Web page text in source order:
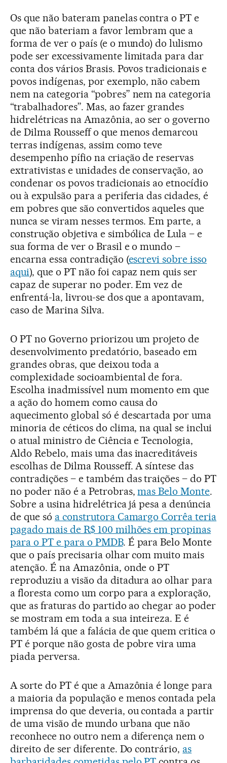
Os que não bateram panelas contra o PT e
que não bateriam a favor lembram que a
forma de ver o país (e o mundo) do lulismo
pode ser excessivamente limitada para dar
conta dos vários Brasis. Povos tradicionais e
povos indígenas, por exemplo, não cabem
nem na categoria “pobres” nem na categoria
“trabalhadores”. Mas, ao fazer grandes
hidrelétricas na Amazônia, ao ser o governo
de Dilma Rousseff o que menos demarcou
terras indígenas, assim como teve
desempenho pífio na criação de reservas
extrativistas e unidades de conservação, ao
condenar os povos tradicionais ao etnocídio
ou à expulsão para a periferia das cidades, é
em pobres que são convertidos aqueles que
nunca se viram nesses termos. Em parte, a
construção objetiva e simbólica de Lula – e
sua forma de ver o Brasil e o mundo –
encarna essa contradição (escrevi sobre isso
aqui), que o PT não foi capaz nem quis ser
capaz de superar no poder. Em vez de
enfrentá-la, livrou-se dos que a apontavam,
caso de Marina Silva.
O PT no Governo priorizou um projeto de
desenvolvimento predatório, baseado em
grandes obras, que deixou toda a
complexidade socioambiental de fora.
Escolha inadmissível num momento em que
a ação do homem como causa do
aquecimento global só é descartada por uma
minoria de céticos do clima, na qual se inclui
o atual ministro de Ciência e Tecnologia,
Aldo Rebelo, mais uma das inacreditáveis
escolhas de Dilma Rousseff. A síntese das
contradições – e também das traições – do PT
no poder não é a Petrobras,mas Belo Monte.
Sobre a usina hidrelétrica já pesa a denúncia
de que só a construtora Camargo Corrêa teria
pagado mais de R$ 100 milhões em propinas
para o PT e para o PMDB. É para Belo Monte
que o país precisaria olhar com muito mais
atenção. É na Amazônia, onde o PT
reproduziu a visão da ditadura ao olhar para
a floresta como um corpo para a exploração,
que as fraturas do partido ao chegar ao poder
se mostram em toda a sua inteireza. E é
também lá que a falácia de que quem critica o
PT é porque não gosta de pobre vira uma
piada perversa.
A sorte do PT é que a Amazônia é longe para
a maioria da população e menos contada pela
imprensa do que deveria, ou contada a partir
de uma visão de mundo urbana que não
reconhece no outro nem a diferença nem o
direito de ser diferente. Do contrário, as